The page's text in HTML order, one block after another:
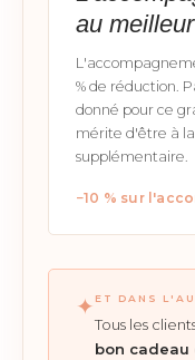
au
% de réduction.
donné pour ce
mérite d'être à
supplémentaire.
−10 % sur
✦ ET DANS
Tous les
bon cadeau